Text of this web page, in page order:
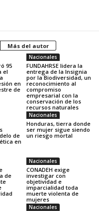
Más del autor
95
el
en
de
Nacionales
FUNDAHRSE lidera la
entrega de la Insignia
por la Biodiversidad, un
reconocimiento al
compromiso
empresarial con la
conservación de los
recursos naturales
de
en
Nacionales
Honduras, tierra donde
ser mujer sigue siendo
un riesgo mortal
de
Nacionales
CONADEH exige
investigar con
objetividad e
imparcialidad toda
muerte violenta de
mujeres
Nacionales